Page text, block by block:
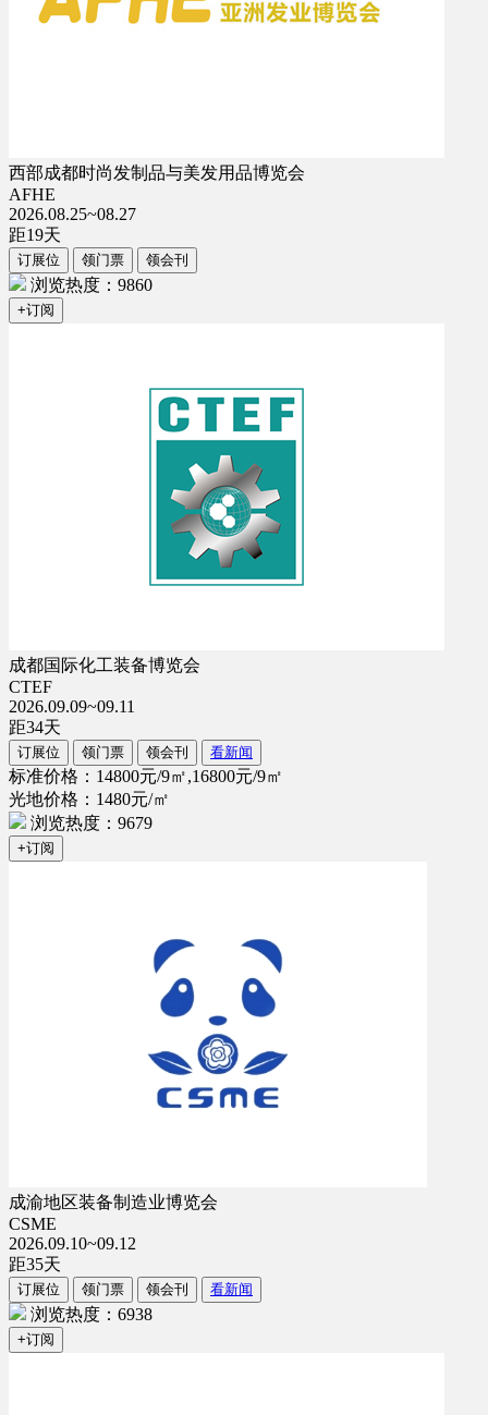
西部成都时尚发制品与美发用品博览会
AFHE
2026.08.25~08.27
距19天
订展位 领门票 领会刊
浏览热度：9860
+订阅
成都国际化工装备博览会
CTEF
2026.09.09~09.11
距34天
订展位 领门票 领会刊 看新闻
标准价格：14800元/9㎡,16800元/9㎡
光地价格：1480元/㎡
浏览热度：9679
+订阅
成渝地区装备制造业博览会
CSME
2026.09.10~09.12
距35天
订展位 领门票 领会刊 看新闻
浏览热度：6938
+订阅